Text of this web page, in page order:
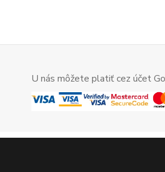
U nás môžete platiť cez účet